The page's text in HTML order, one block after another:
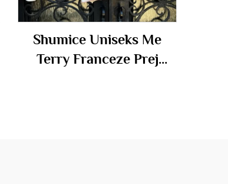
Shumice Uniseks Me
Terry Franceze Prej